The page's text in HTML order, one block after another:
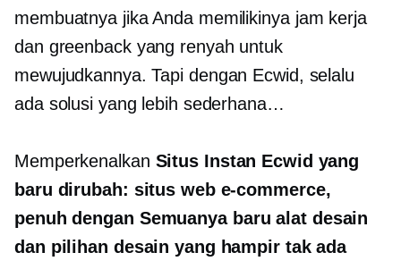
membuatnya jika Anda memilikinya jam kerja
dan greenback yang renyah untuk
mewujudkannya. Tapi dengan Ecwid, selalu
ada solusi yang lebih sederhana…
Memperkenalkan Situs Instan Ecwid yang
baru dirubah: situs web e-commerce,
penuh dengan Semuanya baru alat desain
dan pilihan desain yang hampir tak ada